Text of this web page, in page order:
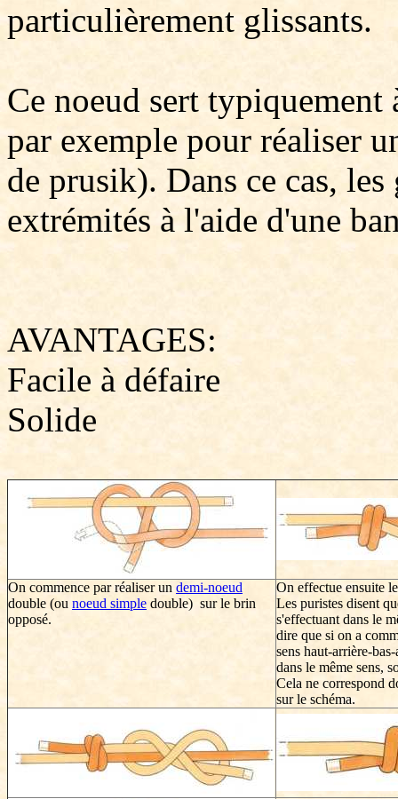
particulièrement glissants.
Ce noeud sert typiquement
par exemple pour réaliser
de prusik). Dans ce cas,
extrémités à l'aide d'une
AVANTAGES:
Facile à défaire
Solide
On commence par réaliser un demi-noeud
double (ou noeud simple double) sur le brin
opposé.
On effectue ensuite
Les puristes disent
s'effectuant dans le
dire que si on a
sens haut-arrière-
dans le même sens,
Cela ne correspond
sur le schéma.